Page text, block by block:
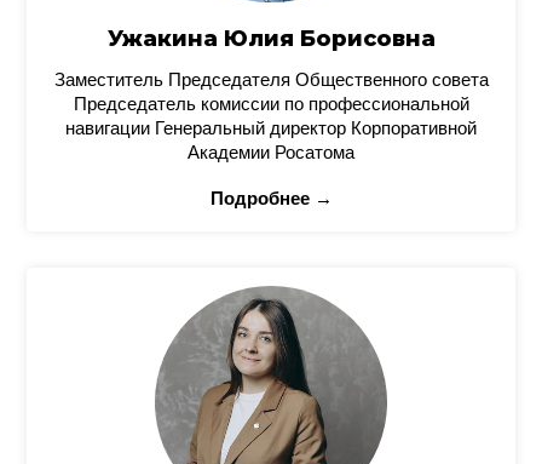
Ужакина Юлия Борисовна
Заместитель Председателя Общественного совета
Председатель комиссии по профессиональной
навигации Генеральный директор Корпоративной
Академии Росатома
Подробнее →